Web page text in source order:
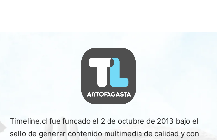
Timeline.cl fue fundado el 2 de octubre de 2013 bajo el
sello de generar contenido multimedia de calidad y con